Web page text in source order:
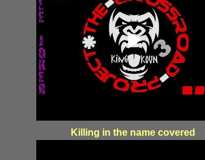
Killing in the name covered